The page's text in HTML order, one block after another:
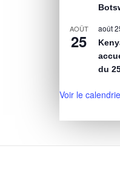
AOÛT
25
août
du
Voir le